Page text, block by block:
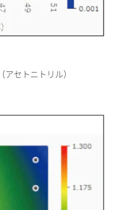
セトニトリル）